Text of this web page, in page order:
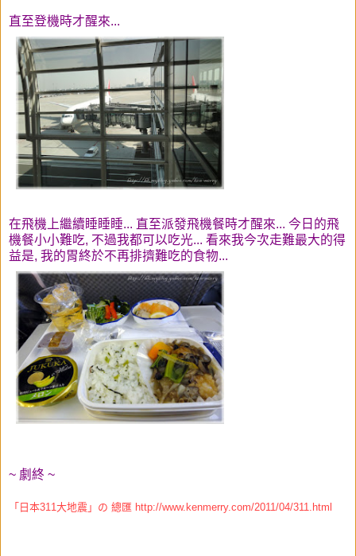
直至登機時才醒來...
在飛機上繼續睡睡睡... 直至派發飛機餐時才醒來... 今日的飛
機餐小小難吃, 不過我都可以吃光... 看來我今次走難最大的得
益是, 我的胃終於不再排擠難吃的食物...
~ 劇終 ~
「日本311大地震」の 總匯 http://www.kenmerry.com/2011/04/311.html